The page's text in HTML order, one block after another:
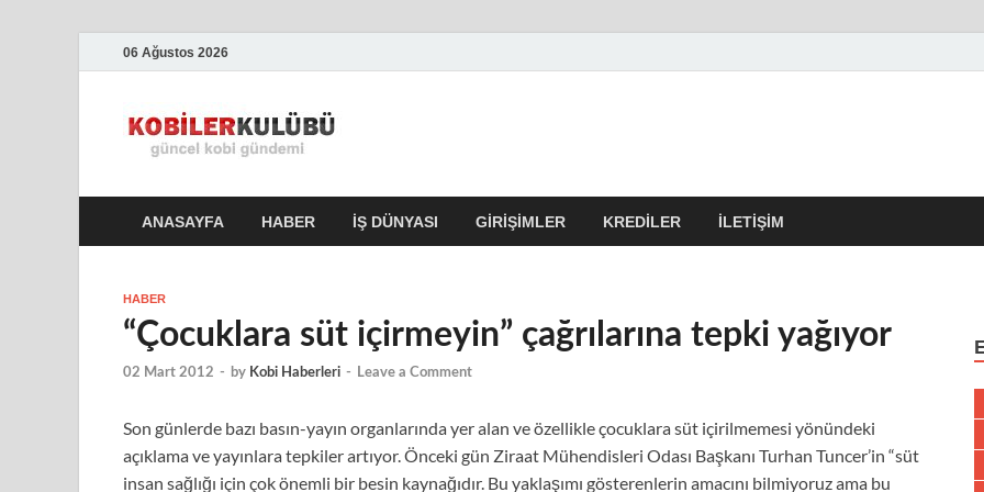
06 Ağustos 2026
ANASAYFA HABER İŞ DÜNYASI GIRIŞIMLER KREDILER İLETIŞIM
HABER
“Çocuklara süt içirmeyin” çağrılarına tepki yağıyor
02 Mart 2012 - by Kobi Haberleri - Leave a Comment
Son günlerde bazı basın-yayın organlarında yer alan ve özellikle çocuklara süt içirilmemesi yönündeki
açıklama ve yayınlara tepkiler artıyor. Önceki gün Ziraat Mühendisleri Odası Başkanı Turhan Tuncer’in “süt
insan sağlığı için çok önemli bir besin kaynağıdır. Bu yaklaşımı gösterenlerin amacını bilmiyoruz ama bu